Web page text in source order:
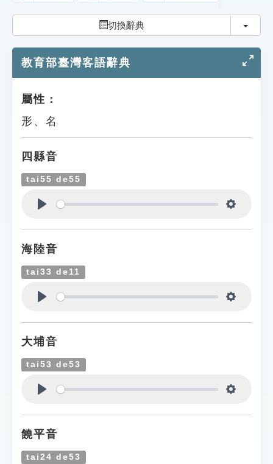
知識索引
遊戲專區
教學應用
貓頭鷹博士
切換辭典 切換
教育部臺灣客語辭典
屬性：
形、名
四縣音
tai55 de55
海陸音
tai33 de11
大埔音
tai53 de53
饒平音
tai24 de53